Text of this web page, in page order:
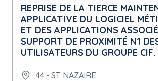
REPRISE DE LA TIERCE
APPLICATIVE DU LOGICIEL
ET DES APPLICATIONS
SUPPORT DE PROXIMITÉ N1
UTILISATEURS DU GROUPE CIF.
44 - ST NAZAIRE